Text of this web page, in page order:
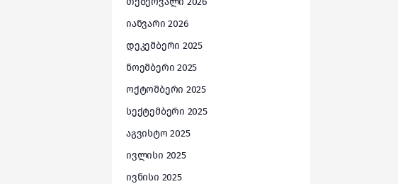
იანვარი 2026
დეკემბერი 2025
ნოემბერი 2025
ოქტომბერი 2025
სექტემბერი 2025
აგვისტო 2025
ივლისი 2025
ივნისი 2025